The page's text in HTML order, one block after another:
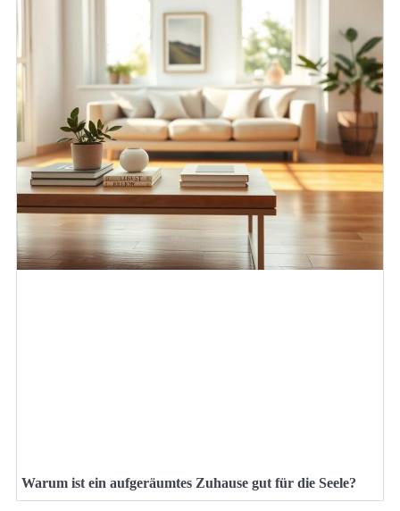
Warum ist ein aufgeräumtes Zuhause gut für die Seele?